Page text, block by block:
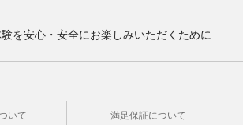
を安心・安全にお楽しみいただくために
いて
満足保証について